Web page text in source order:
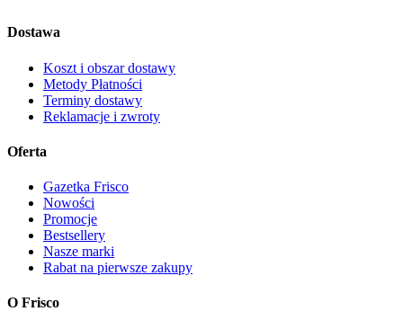
Dostawa
Koszt i obszar dostawy
Metody Płatności
Terminy dostawy
Reklamacje i zwroty
Oferta
Gazetka Frisco
Nowości
Promocje
Bestsellery
Nasze marki
Rabat na pierwsze zakupy
O Frisco